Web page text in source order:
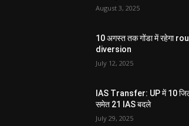
August 3, 2025
10 अगस्त तक गोंडा में रहेगा
diversion
July 12, 2025
IAS Transfer: UP में 10
समेत 21 IAS बदले
July 29, 2025